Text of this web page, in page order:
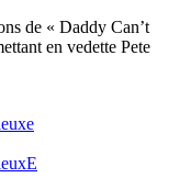
de « Daddy Can’t
en vedette Pete